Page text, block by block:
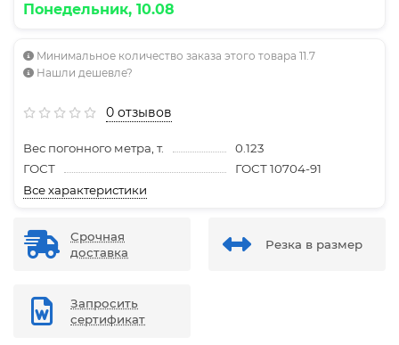
Понедельник, 10.08
Минимальное количество заказа этого товара 11.7
Нашли дешевле?
0 отзывов
Вес погонного метра, т.
0.123
ГОСТ
ГОСТ 10704-91
Все характеристики
Срочная
доставка
Резка в размер
Запросить
сертификат